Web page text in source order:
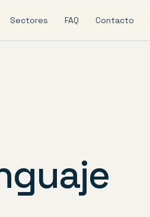
Sectores FAQ Contacto